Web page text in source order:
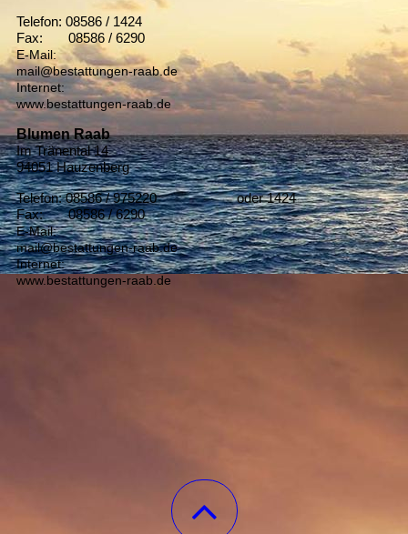
Telefon: 08586 / 1424
Fax: 08586 / 6290
E-Mail:
mail@bestattungen-raab.de
Internet:
www.bestattungen-raab.de
Blumen Raab
Im Tränental 14
94051 Hauzenberg
Telefon: 08586 / 975220 oder 1424
Fax: 08586 / 6290
E-Mail:
mail@bestattungen-raab.de
Internet:
www.bestattungen-raab.de